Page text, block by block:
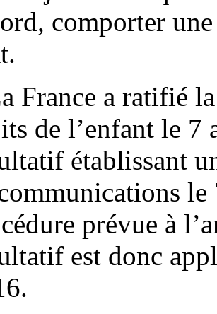
comporter
France a ratifié
de l’enfant le 7
établissant
prévue à
est donc